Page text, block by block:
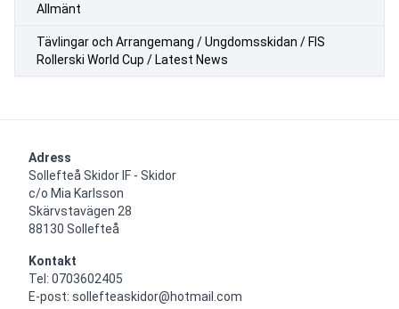
Allmänt
Tävlingar och Arrangemang / Ungdomsskidan / FIS
Rollerski World Cup / Latest News
Adress
Sollefteå Skidor IF - Skidor
c/o Mia Karlsson
Skärvstavägen 28
88130 Sollefteå
Kontakt
Tel: 0703602405
E-post: sollefteaskidor@hotmail.com